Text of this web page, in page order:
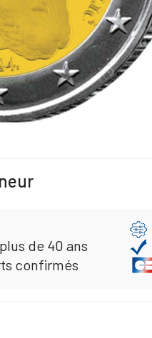
de 40 ans
confirmés